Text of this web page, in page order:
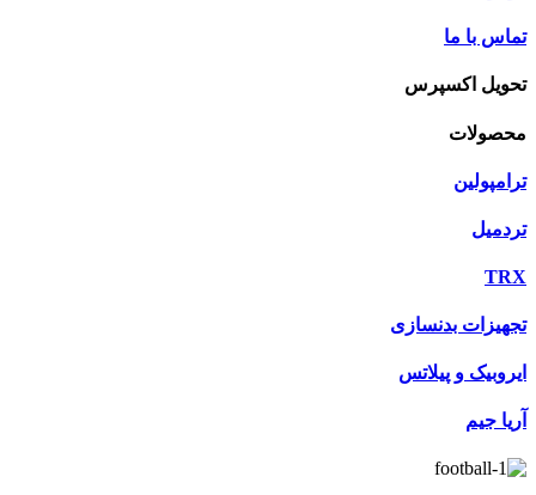
تماس با ما
تحویل اکسپرس
محصولات
ترامپولین
تردمیل
TRX
تجهیزات بدنسازی
ایروبیک و پیلاتس
آریا جیم